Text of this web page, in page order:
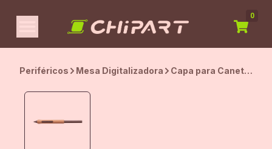
0
Periféricos Mesa Digitalizadora
Capa para Caneta